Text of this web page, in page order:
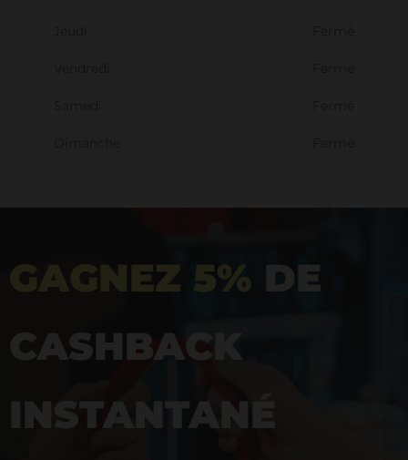
GAGNEZ 5% DE
CASHBACK
INSTANTANÉ